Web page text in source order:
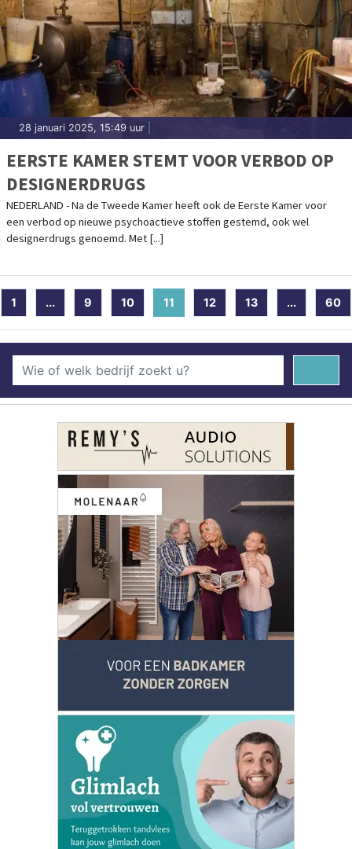
28 januari 2025, 15:49 uur
EERSTE KAMER STEMT VOOR VERBOD OP
DESIGNERDRUGS
NEDERLAND - Na de Tweede Kamer heeft ook de Eerste Kamer voor
een verbod op nieuwe psychoactieve stoffen gestemd, ook wel
designerdrugs genoemd. Met [...]
1 ... 9 10 11 (current)
12 13 ... 60